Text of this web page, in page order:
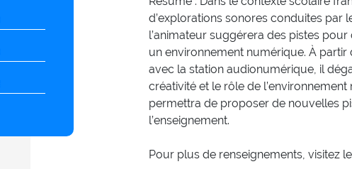
d’explorations sonores conduites par
l’animateur suggérera des pistes
un environnement numérique. À partir
avec la station audionumérique, il
créativité et le rôle de
permettra de proposer de nouvelles
l’enseignement.
Pour plus de renseignements, visitez